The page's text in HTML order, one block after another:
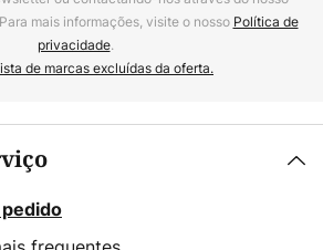
mais informações, visite o nosso Política de
privacidade.
de marcas excluídas da oferta.